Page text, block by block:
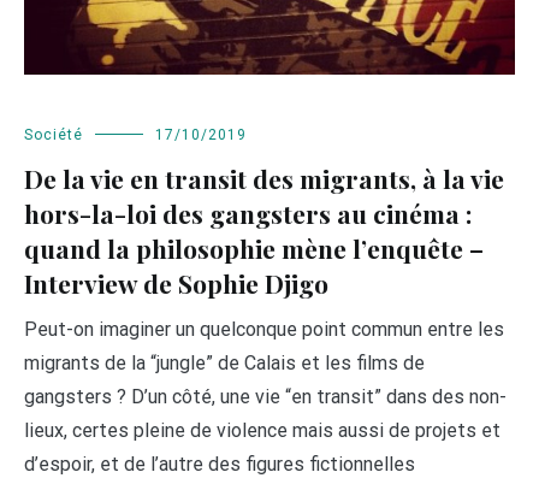
Société 17/10/2019
De la vie en transit des migrants, à la vie
hors-la-loi des gangsters au cinéma :
quand la philosophie mène l’enquête –
Interview de Sophie Djigo
Peut-on imaginer un quelconque point commun entre les
migrants de la “jungle” de Calais et les films de
gangsters ? D’un côté, une vie “en transit” dans des non-
lieux, certes pleine de violence mais aussi de projets et
d’espoir, et de l’autre des figures fictionnelles